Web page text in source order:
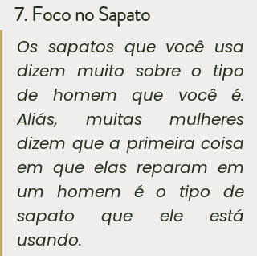
7. Foco no Sapato
Os sapatos que você usa
dizem muito sobre o tipo
de homem que você é.
Aliás, muitas mulheres
dizem que a primeira coisa
em que elas reparam em
um homem é o tipo de
sapato que ele está
usando.